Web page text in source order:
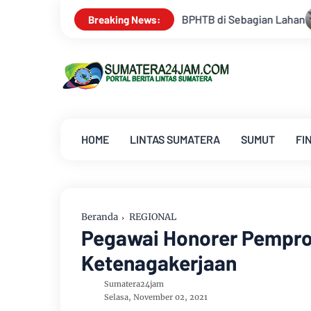
Breaking News:
di Sebagian Lahan Kemarau Memuncak, Debit
HOME LINTAS SUMATERA SUMUT
Beranda REGIONAL
Pegawai Honorer
Ketenagakerjaan
Sumatera24jam
Selasa, November 02, 2021